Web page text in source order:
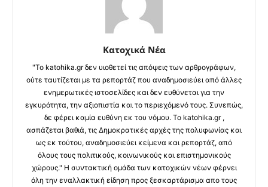
Κατοχικά Νέα
"Το katohika.gr δεν υιοθετεί τις απόψεις των αρθρογράφων,
ούτε ταυτίζεται με τα ρεπορτάζ που αναδημοσιεύει από άλλες
ενημερωτικές ιστοσελίδες και δεν ευθύνεται για την
εγκυρότητα, την αξιοπιστία και το περιεχόμενό τους. Συνεπώς,
δε φέρει καμία ευθύνη εκ του νόμου. Το katohika.gr ,
ασπάζεται βαθιά, τις Δημοκρατικές αρχές της πολυφωνίας και
ως εκ τούτου, αναδημοσιεύει κείμενα και ρεπορτάζ, από
όλους τους πολιτικούς, κοινωνικούς και επιστημονικούς
χώρους." Η συντακτική ομάδα των κατοχικών νέων φέρνει
όλη την εναλλακτική είδηση προς ξεσκαρτάρισμα απο τους